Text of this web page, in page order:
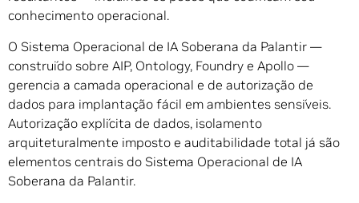
conhecimento operacional.
O Sistema Operacional de IA Soberana da Palantir —
construído sobre AIP, Ontology, Foundry e Apollo —
gerencia a camada operacional e de autorização de
dados para implantação fácil em ambientes sensíveis.
Autorização explícita de dados, isolamento
arquiteturalmente imposto e auditabilidade total já são
elementos centrais do Sistema Operacional de IA
Soberana da Palantir.